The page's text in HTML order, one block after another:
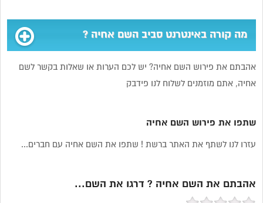
מה קורה באינטרנט סביב השם אחיה ?
אהבתם את פירוש השם אחיה? יש לכם הערות או שאלות בקשר לשם
אחיה, אתם מוזמנים לשלוח לנו פידבק
שתפו את פירוש השם אחיה
עזרו לנו לשתף את האתר ברשת ! שתפו את השם אחיה עם חברים...
אהבתם את השם אחיה ? דרגו את השם...